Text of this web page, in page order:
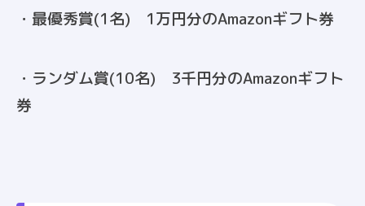
・最優秀賞(1名) 1万円分のAmazonギフト券
・ランダム賞(10名) 3千円分のAmazonギフト
券